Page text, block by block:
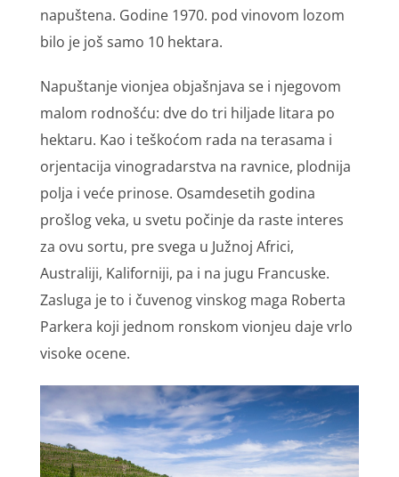
napuštena. Godine 1970. pod vinovom lozom
bilo je još samo 10 hektara.
Napuštanje vionjea objašnjava se i njegovom
malom rodnošću: dve do tri hiljade litara po
hektaru. Kao i teškoćom rada na terasama i
orjentacija vinogradarstva na ravnice, plodnija
polja i veće prinose. Osamdesetih godina
prošlog veka, u svetu počinje da raste interes
za ovu sortu, pre svega u Južnoj Africi,
Australiji, Kaliforniji, pa i na jugu Francuske.
Zasluga je to i čuvenog vinskog maga Roberta
Parkera koji jednom ronskom vionjeu daje vrlo
visoke ocene.